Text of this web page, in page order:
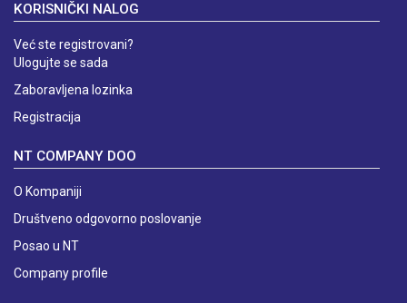
KORISNIČKI NALOG
Već ste registrovani?
Ulogujte se sada
Zaboravljena lozinka
Registracija
NT COMPANY DOO
O Kompaniji
Društveno odgovorno poslovanje
Posao u NT
Company profile